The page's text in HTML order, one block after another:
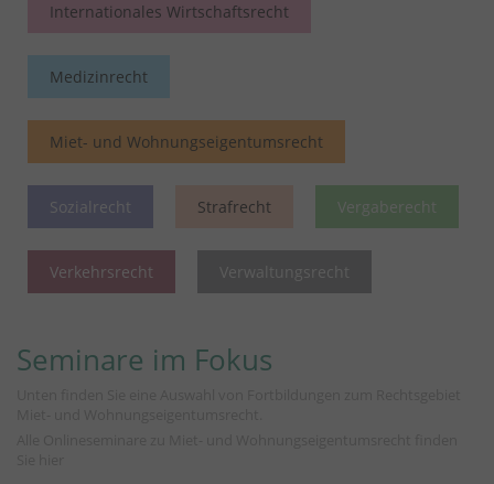
Internationales Wirtschaftsrecht
Medizinrecht
Miet- und Wohnungseigentumsrecht
Sozialrecht Strafrecht Vergaberecht
Verkehrsrecht Verwaltungsrecht
Seminare im Fokus